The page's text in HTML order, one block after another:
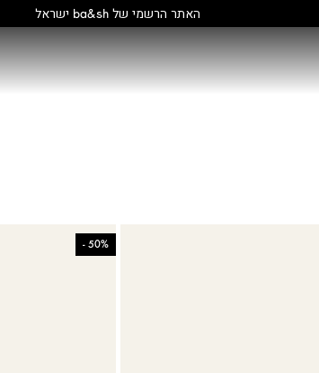
האתר הרשמי של ba&sh ישראל
50%
-